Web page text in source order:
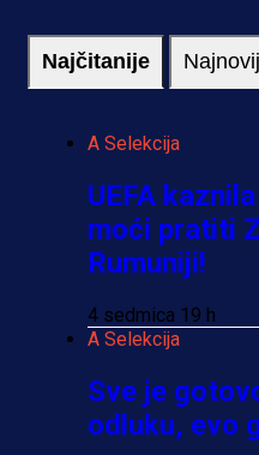
Najčitanije
A Selekcija
UEFA
moći pratiti
Rumuniji!
4 sedmica 19 h
A Selekcija
Sve je
odluku, evo